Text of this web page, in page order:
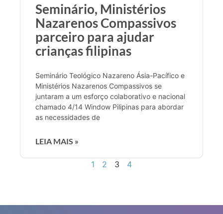
Seminário, Ministérios
Nazarenos Compassivos
parceiro para ajudar
crianças filipinas
Seminário Teológico Nazareno Ásia-Pacífico e
Ministérios Nazarenos Compassivos se
juntaram a um esforço colaborativo e nacional
chamado 4/14 Window Pilipinas para abordar
as necessidades de
LEIA MAIS »
1 2 3 4